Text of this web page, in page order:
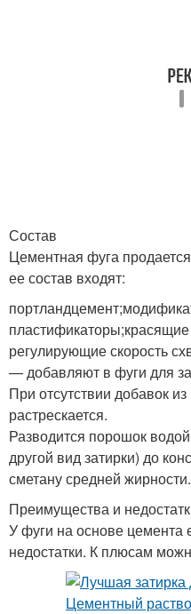
затиркой
Затирки на магнитах
Затирки на клейких
подушечках
Водостокая затирка
Состав
Цементная фуга
ее состав входят:
регулирующие скорость
— добавляют в фуги для
При отсутствии добавок
растрескается.
Разводится порошок
другой вид затирки) до
сметану средней жирности.
Преимущества и
У фуги на основе цемента
недостатки. К плюсам